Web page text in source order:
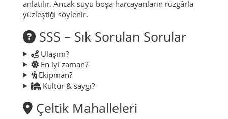
anlatılır. Ancak suyu boşa harcayanların rüzgârla
yüzleştiği söylenir.
SSS – Sık Sorulan Sorular
Ulaşım?
En iyi zaman?
Ekipman?
Kültür & saygı?
Çeltik Mahalleleri